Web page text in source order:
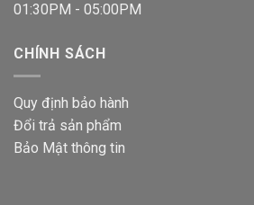
01:30PM - 05:00PM
CHÍNH SÁCH
Quy định bảo hành
Đổi trả sản phẩm
Bảo Mật thông tin